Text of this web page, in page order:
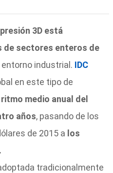
3D está
de sectores enteros de
industrial. IDC
en este tipo de
medio anual del
años, pasando de los
de 2015 a los
tradicionalmente